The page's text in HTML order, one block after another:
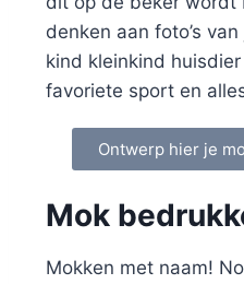
denken aan foto’s
kind kleinkind
favoriete sport en
Ontwerp hier je
Mok
Mokken met naam!